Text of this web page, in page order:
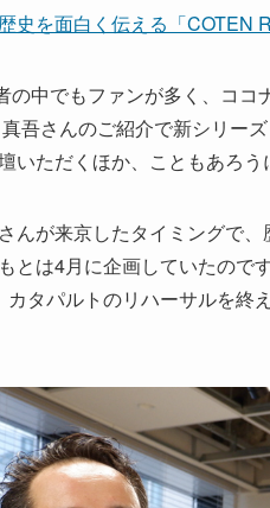
史を面白く伝える「COTEN
の中でもファンが多く、コ
吾さんのご紹介で新シリー
いただくほか、こともあろ
んが来京したタイミングで
とは4月に企画していたの
タパルトのリハーサルを